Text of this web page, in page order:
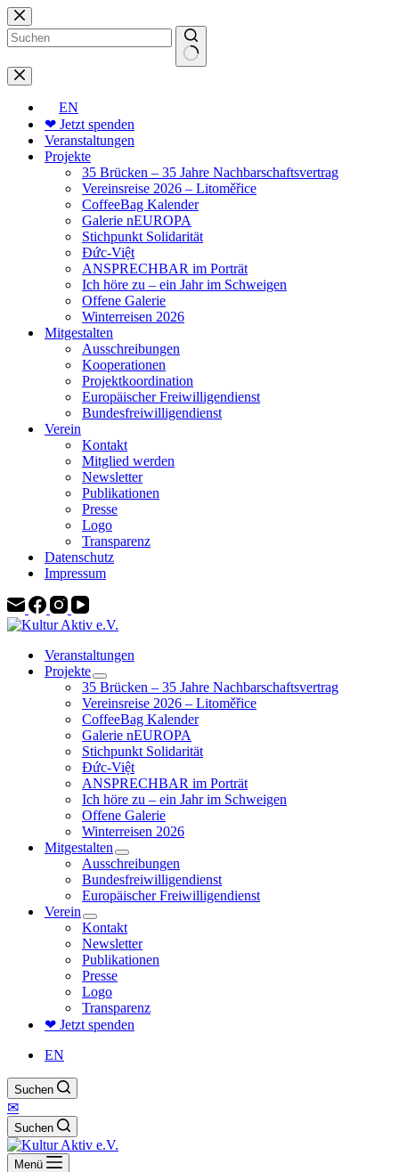
Zum
Inhalt
springen
Keine
Ergebnisse
EN
❤ Jetzt spenden
Veranstaltungen
Projekte
35 Brücken – 35 Jahre Nachbarschaftsvertrag
Vereinsreise 2026 – Litoměřice
CoffeeBag Kalender
Galerie nEUROPA
Stichpunkt Solidarität
Đức-Việt
ANSPRECHBAR im Porträt
Ich höre zu – ein Jahr im Schweigen
Offene Galerie
Winterreisen 2026
Mitgestalten
Ausschreibungen
Kooperationen
Projektkoordination
Europäischer Freiwilligendienst
Bundesfreiwilligendienst
Verein
Kontakt
Mitglied werden
Newsletter
Publikationen
Presse
Logo
Transparenz
Datenschutz
Impressum
Veranstaltungen
Projekte
35 Brücken – 35 Jahre Nachbarschaftsvertrag
Vereinsreise 2026 – Litoměřice
CoffeeBag Kalender
Galerie nEUROPA
Stichpunkt Solidarität
Đức-Việt
ANSPRECHBAR im Porträt
Ich höre zu – ein Jahr im Schweigen
Offene Galerie
Winterreisen 2026
Mitgestalten
Ausschreibungen
Bundesfreiwilligendienst
Europäischer Freiwilligendienst
Verein
Kontakt
Newsletter
Publikationen
Presse
Logo
Transparenz
❤ Jetzt spenden
EN
Suchen
✉
Suchen
Menü